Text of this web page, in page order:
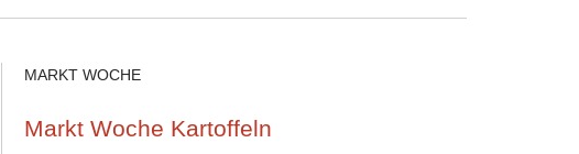
MARKT WOCHE
Markt Woche Kartoffeln